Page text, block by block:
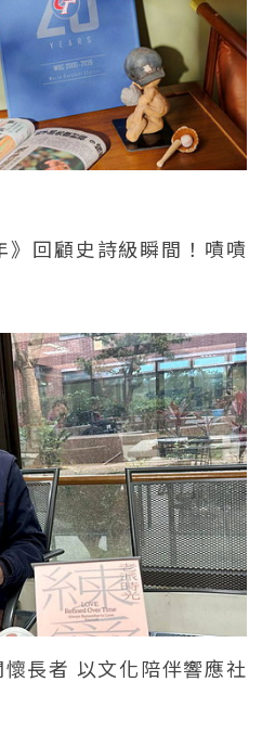
回顧史詩級瞬間！嘖嘖
長者 以文化陪伴響應社